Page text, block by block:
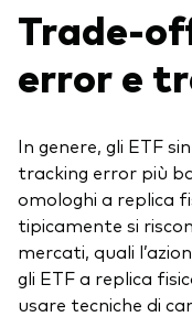
Trade-
error e
In genere, gli ETF
tracking error più
omologhi a replica
tipicamente si
mercati, quali
gli ETF a replica
usare tecniche di